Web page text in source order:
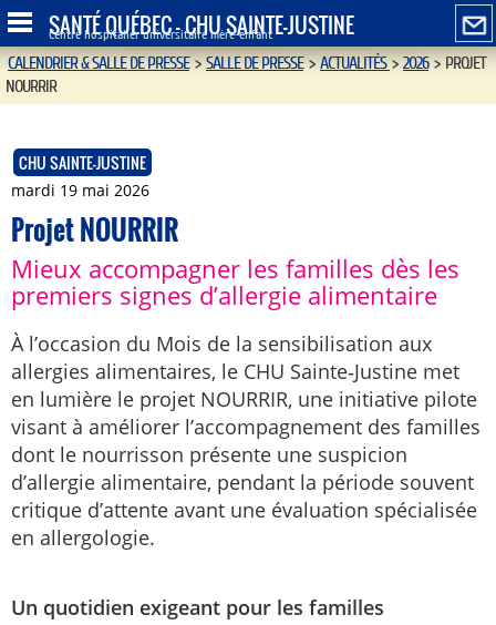
SANTÉ QUÉBEC - CHU SAINTE-JUSTINE
Centre hospitalier universitaire mère-enfant
CALENDRIER & SALLE DE PRESSE>SALLE DE PRESSE>ACTUALITÉS>2026>PROJET
NOURRIR
CHU SAINTE-JUSTINE
mardi 19 mai 2026
Projet NOURRIR
Mieux accompagner les familles dès les
premiers signes d’allergie alimentaire
À l’occasion du Mois de la sensibilisation aux
allergies alimentaires, le CHU Sainte‑Justine met
en lumière le projet NOURRIR, une initiative pilote
visant à améliorer l’accompagnement des familles
dont le nourrisson présente une suspicion
d’allergie alimentaire, pendant la période souvent
critique d’attente avant une évaluation spécialisée
en allergologie.
Un quotidien exigeant pour les familles